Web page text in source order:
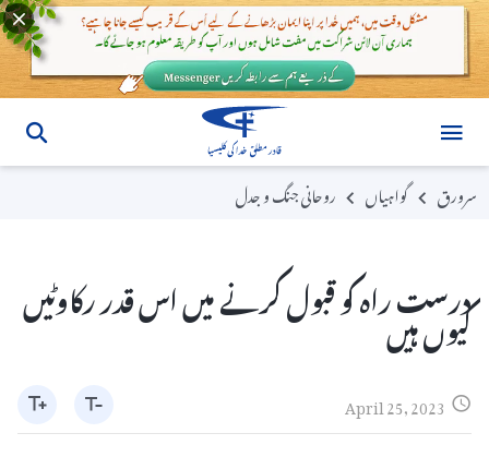
سرورق گواہیاں روحانی جنگ و جدل
درست راہ کو قبول کرنے میں اس قدر رکاوٹیں
کیوں ہیں
April 25, 2023